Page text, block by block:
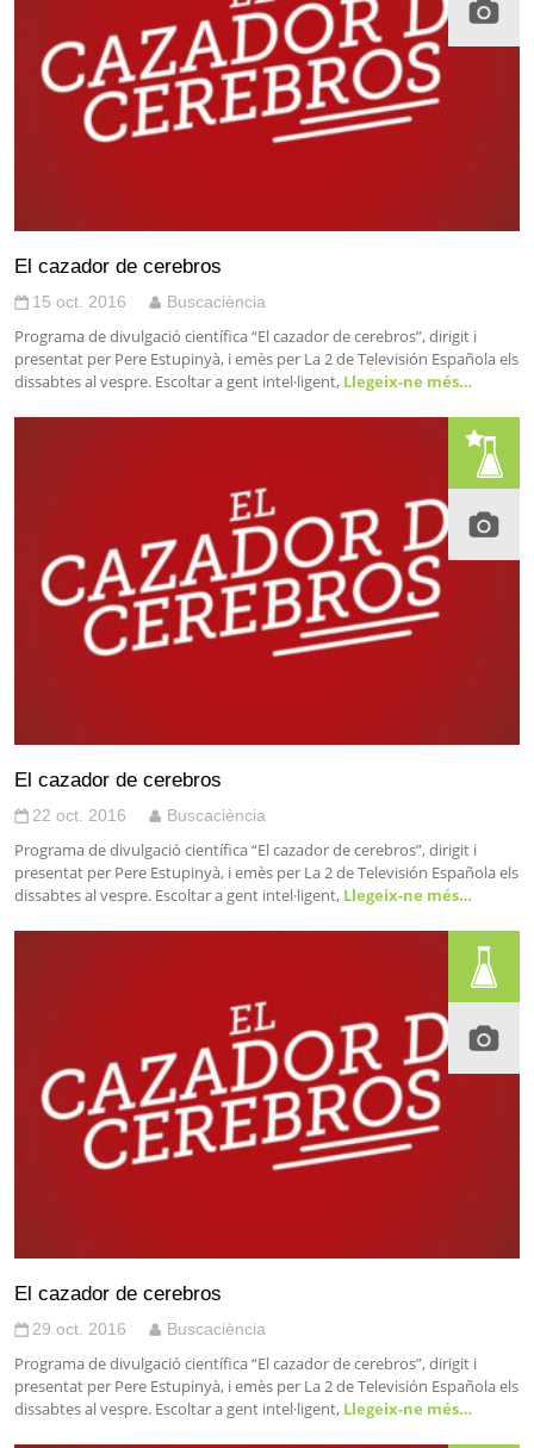
El cazador de cerebros
15 oct. 2016 Buscaciència
Programa de divulgació científica “El cazador de cerebros”, dirigit i
presentat per Pere Estupinyà, i emès per La 2 de Televisión Española els
dissabtes al vespre. Escoltar a gent intel·ligent, Llegeix-ne més…
El cazador de cerebros
22 oct. 2016 Buscaciència
Programa de divulgació científica “El cazador de cerebros”, dirigit i
presentat per Pere Estupinyà, i emès per La 2 de Televisión Española els
dissabtes al vespre. Escoltar a gent intel·ligent, Llegeix-ne més…
El cazador de cerebros
29 oct. 2016 Buscaciència
Programa de divulgació científica “El cazador de cerebros”, dirigit i
presentat per Pere Estupinyà, i emès per La 2 de Televisión Española els
dissabtes al vespre. Escoltar a gent intel·ligent, Llegeix-ne més…